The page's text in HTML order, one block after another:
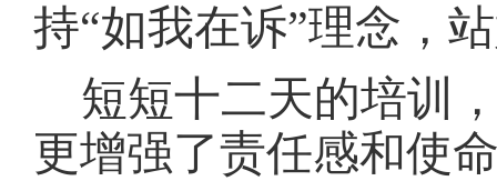
持“如我在诉”理念，
短短十二天的培训
更增强了责任感和使